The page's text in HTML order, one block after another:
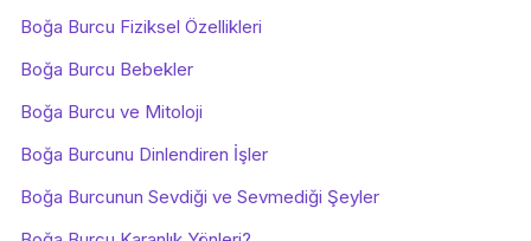
Boğa Burcu Fiziksel Özellikleri
Boğa Burcu Bebekler
Boğa Burcu ve Mitoloji
Boğa Burcunu Dinlendiren İşler
Boğa Burcunun Sevdiği ve Sevmediği Şeyler